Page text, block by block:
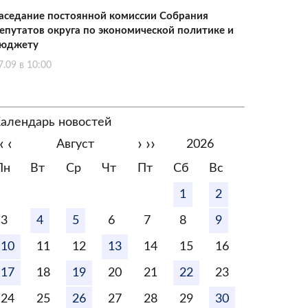
постоянной комиссии Собрания
округа по экономической политике и
в 10:00
новостей
‹ Август › ››
2026
Пн
Вт Ср Чт Пт Сб Вс
1 2
3 4 5 6 7 8 9
10 11 12 13 14 15 16
17 18 19 20 21 22 23
24 25 26 27 28 29 30